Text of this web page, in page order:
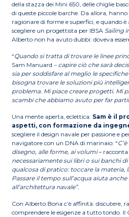
della stazza dei Mini 650, delle chiglie
di queste piccole barche. Da allora,
ragionare di forme e superfici, e quando
scegliere un progettista per IBSA Sailing
Alberto non ha avuto dubbi: doveva
“Quando si tratta di trovare le linee
Sam Manuard – capire ciò che sarà
sia per soddisfare al meglio le
bisogna trovare le soluzioni più
problema. Mi piace creare progetti. Mi
scambi che abbiamo avuto per far
Una mente aperta, eclettica: Sam è il
aspetti, con formazione da
scegliere il design navale per passione e
navigatore con un DNA di marinaio: “
disegno, alle forme, ai volumi– racconta
necessariamente sui libri o sui banchi
qualcosa di pratico: toccare la materia,
Passare il tempo sull’acqua aiuta
all’architettura navale”.
Con Alberto Bona c’è affinità: discutere,
comprendere le esigenze a tutto tondo. Il